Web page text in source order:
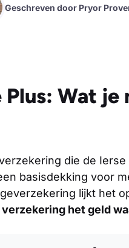
Geschreven door Pryor
Plus: Wat
die de
basisdekking voor
lijkt het
verzekering het geld